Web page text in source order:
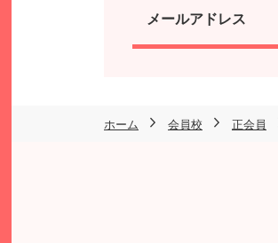
メールアドレス
ホーム 会員校 正会員